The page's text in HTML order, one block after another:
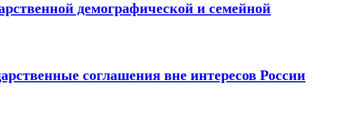
демографической и семейной
соглашения вне интересов России